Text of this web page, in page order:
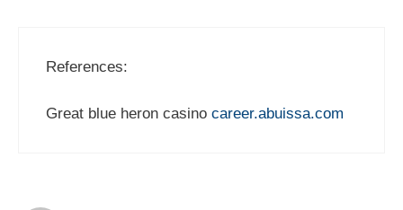
References:
Great blue heron casino career.abuissa.com